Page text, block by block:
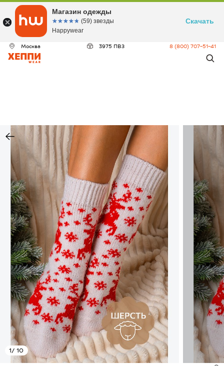
Москва 3975 ПВЗ 8 (800) 707-51-41
1/ 10
Магазин одежды
☆☆☆☆☆
★★★★★ (59) звезды
Happywear
Скачать